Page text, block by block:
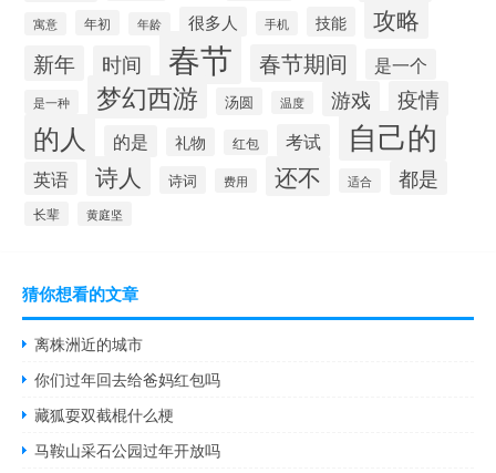
寓意 年初 年龄 很多人 手机 技能 攻略
新年 时间 春节 春节期间 是一个
是一种 梦幻西游 汤圆 温度 游戏 疫情
的人 的是 礼物 红包 考试 自己的
英语 诗人 诗词 费用 还不 适合 都是
长辈 黄庭坚
猜你想看的文章
离株洲近的城市
你们过年回去给爸妈红包吗
藏狐耍双截棍什么梗
马鞍山采石公园过年开放吗